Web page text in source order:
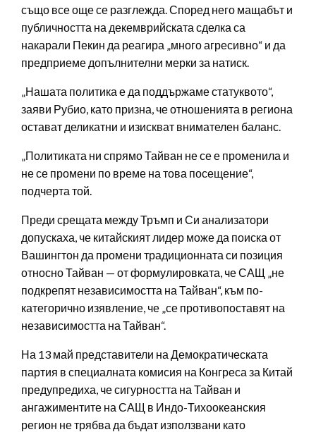
също все още се разглежда. Според него мащабът и
публичността на декемврийската сделка са
накарали Пекин да реагира „много агресивно“ и да
предприеме допълнителни мерки за натиск.
„Нашата политика е да поддържаме статуквото“,
заяви Рубио, като призна, че отношенията в региона
остават деликатни и изискват внимателен баланс.
„Политиката ни спрямо Тайван не се е променила и
не се промени по време на това посещение“,
подчерта той.
Преди срещата между Тръмп и Си анализатори
допускаха, че китайският лидер може да поиска от
Вашингтон да промени традиционната си позиция
относно Тайван — от формулировката, че САЩ „не
подкрепят независимостта на Тайван“, към по-
категорично изявление, че „се противопоставят на
независимостта на Тайван“.
На 13 май представители на Демократическата
партия в специалната комисия на Конгреса за Китай
предупредиха, че сигурността на Тайван и
ангажиментите на САЩ в Индо-Тихоокеанския
регион не трябва да бъдат използвани като